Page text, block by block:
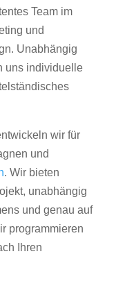
Team im
und
Unabhängig
uns individuelle
wir für
und
. Wir bieten
unabhängig
und genau auf
programmieren
Ihren